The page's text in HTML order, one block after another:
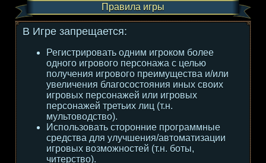
Правила игры
В Игре запрещается:
Регистрировать одним игроком более
одного игрового персонажа с целью
получения игрового преимущества и/или
увеличения благосостояния иных своих
игровых персонажей или игровых
персонажей третьих лиц (т.н.
мультоводство).
Использовать сторонние программные
средства для улучшения/автоматизации
игровых возможностей (т.н. боты,
читерство).